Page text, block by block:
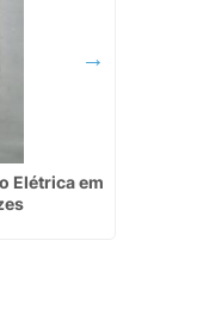
Elétrica em